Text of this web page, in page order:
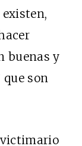
buenas y
que son
victimario